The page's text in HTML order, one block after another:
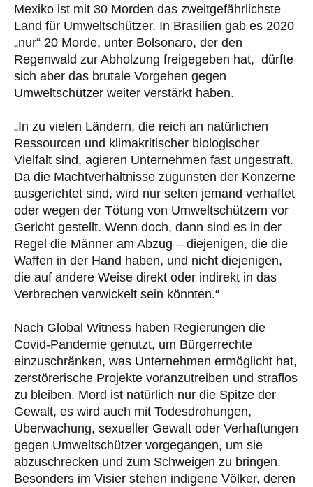
Mexiko ist mit 30 Morden das zweitgefährlichste
Land für Umweltschützer. In Brasilien gab es 2020
„nur“ 20 Morde, unter Bolsonaro, der den
Regenwald zur Abholzung freigegeben hat, dürfte
sich aber das brutale Vorgehen gegen
Umweltschützer weiter verstärkt haben.
„In zu vielen Ländern, die reich an natürlichen
Ressourcen und klimakritischer biologischer
Vielfalt sind, agieren Unternehmen fast ungestraft.
Da die Machtverhältnisse zugunsten der Konzerne
ausgerichtet sind, wird nur selten jemand verhaftet
oder wegen der Tötung von Umweltschützern vor
Gericht gestellt. Wenn doch, dann sind es in der
Regel die Männer am Abzug – diejenigen, die die
Waffen in der Hand haben, und nicht diejenigen,
die auf andere Weise direkt oder indirekt in das
Verbrechen verwickelt sein könnten.“
Nach Global Witness haben Regierungen die
Covid-Pandemie genutzt, um Bürgerrechte
einzuschränken, was Unternehmen ermöglicht hat,
zerstörerische Projekte voranzutreiben und straflos
zu bleiben. Mord ist natürlich nur die Spitze der
Gewalt, es wird auch mit Todesdrohungen,
Überwachung, sexueller Gewalt oder Verhaftungen
gegen Umweltschützer vorgegangen, um sie
abzuschrecken und zum Schweigen zu bringen.
Besonders im Visier stehen indigene Völker, deren